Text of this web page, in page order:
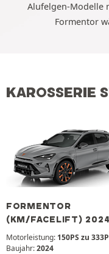
Alufelgen-Modelle
Formentor
KAROSSERIE
FORMENTOR
(KM/FACELIFT) 2024
Motorleistung: 150PS zu
Baujahr:2024